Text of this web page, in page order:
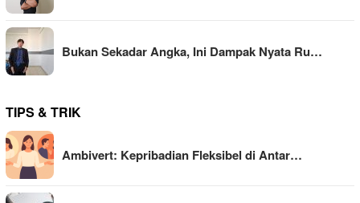
Bukan Sekadar Angka, Ini Dampak Nyata Ru…
TIPS & TRIK
Ambivert: Kepribadian Fleksibel di Antar…